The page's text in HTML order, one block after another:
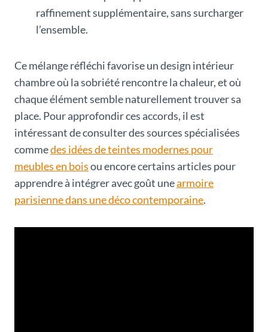
raffinement supplémentaire, sans surcharger
l’ensemble.
Ce mélange réfléchi favorise un design intérieur
chambre où la sobriété rencontre la chaleur, et où
chaque élément semble naturellement trouver sa
place. Pour approfondir ces accords, il est
intéressant de consulter des sources spécialisées
commedes idées de teintes modernes pour
meubles en boisou encore certains articles pour
apprendre à intégrer avec goût unearmoire
parisienne dans une déco contemporaine.